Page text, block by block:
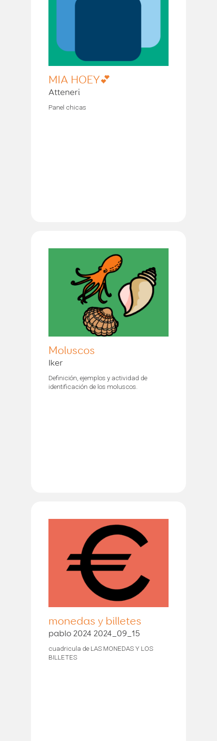
MIA HOEY💕
Atteneri
Panel chicas
Moluscos
Iker
Definición, ejemplos y actividad de
identificación de los moluscos.
monedas y billetes
pablo 2024 2024_09_15
cuadricula de LAS MONEDAS Y LOS
BILLETES